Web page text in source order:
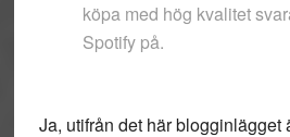
köpa med hög kvalitet
Spotify på.
Ja, utifrån det här blogginlägget